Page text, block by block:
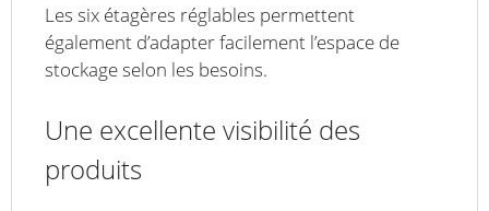
Les six étagères réglables permettent
également d’adapter facilement l’espace de
stockage selon les besoins.
Une excellente visibilité des
produits